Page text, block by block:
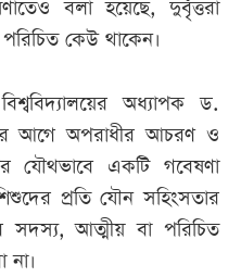
বলা হয়েছে, দুর্বৃত্তরা
কেউ থাকেন।
অধ্যাপক ড.
আগে অপরাধীর আচরণ ও
যৌথভাবে একটি গবেষণা
প্রতি যৌন সহিংসতার
সদস্য, আত্মীয় বা পরিচিত